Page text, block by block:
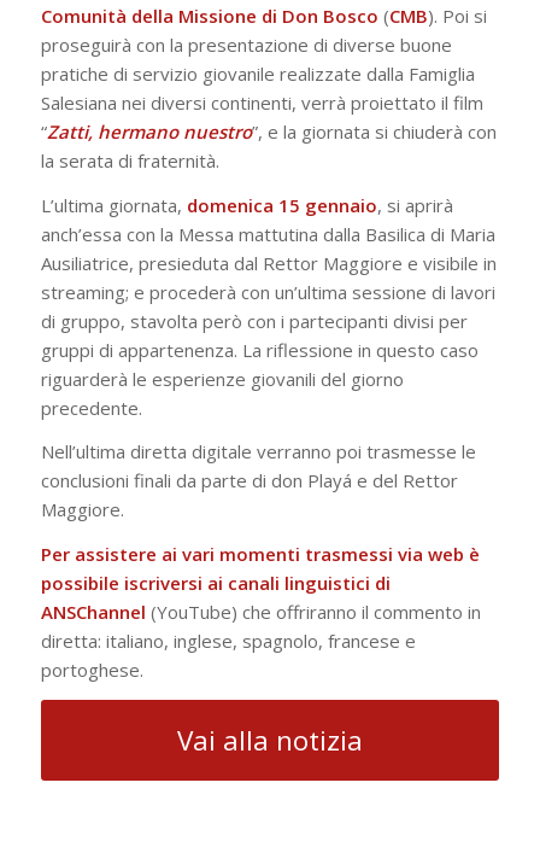
Comunità della Missione di Don Bosco (CMB). Poi si
proseguirà con la presentazione di diverse buone
pratiche di servizio giovanile realizzate dalla Famiglia
Salesiana nei diversi continenti, verrà proiettato il film
“Zatti, hermano nuestro”, e la giornata si chiuderà con
la serata di fraternità.
L’ultima giornata, domenica 15 gennaio, si aprirà
anch’essa con la Messa mattutina dalla Basilica di Maria
Ausiliatrice, presieduta dal Rettor Maggiore e visibile in
streaming; e procederà con un’ultima sessione di lavori
di gruppo, stavolta però con i partecipanti divisi per
gruppi di appartenenza. La riflessione in questo caso
riguarderà le esperienze giovanili del giorno
precedente.
Nell’ultima diretta digitale verranno poi trasmesse le
conclusioni finali da parte di don Playá e del Rettor
Maggiore.
Per assistere ai vari momenti trasmessi via web è
possibile iscriversi ai canali linguistici di
ANSChannel (YouTube) che offriranno il commento in
diretta: italiano, inglese, spagnolo, francese e
portoghese.
Vai alla notizia